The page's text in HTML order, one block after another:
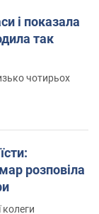
і показала
так
чотирьох
розповіла
колеги